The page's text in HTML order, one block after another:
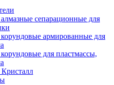
сепарационные для
армированные для
для пластмассы,